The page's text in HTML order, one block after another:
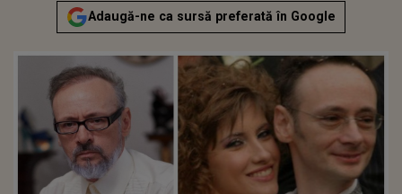
Adaugă-ne ca sursă preferată în Google